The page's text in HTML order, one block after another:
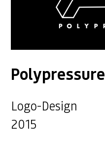
Polypressure
Logo-Design
2015